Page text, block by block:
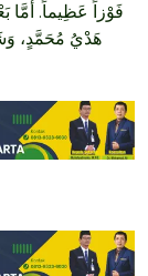
فَوْزاً عَظِيماً. أَمَّا
هَدْيُ مُحَمَّدٍ،